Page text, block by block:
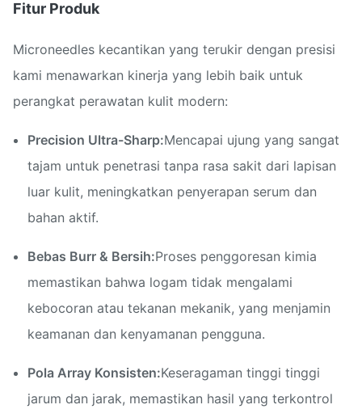
Fitur Produk
Microneedles kecantikan yang terukir dengan presisi
kami menawarkan kinerja yang lebih baik untuk
perangkat perawatan kulit modern:
Precision Ultra-Sharp:Mencapai ujung yang sangat
tajam untuk penetrasi tanpa rasa sakit dari lapisan
luar kulit, meningkatkan penyerapan serum dan
bahan aktif.
Bebas Burr & Bersih:Proses penggoresan kimia
memastikan bahwa logam tidak mengalami
kebocoran atau tekanan mekanik, yang menjamin
keamanan dan kenyamanan pengguna.
Pola Array Konsisten:Keseragaman tinggi tinggi
jarum dan jarak, memastikan hasil yang terkontrol